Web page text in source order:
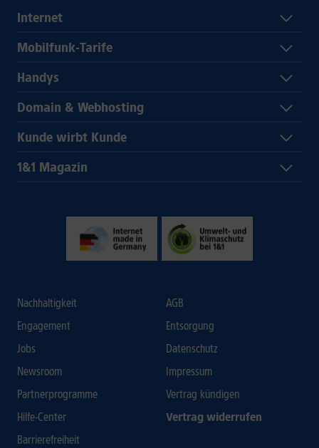
Internet
Mobilfunk-Tarife
Handys
Domain & Webhosting
Kunde wirbt Kunde
1&1 Magazin
Nachhaltigkeit
Engagement
Jobs
Newsroom
Partnerprogramme
Hilfe-Center
Barrierefreiheit
AGB
Entsorgung
Datenschutz
Impressum
Vertrag kündigen
Vertrag widerrufen